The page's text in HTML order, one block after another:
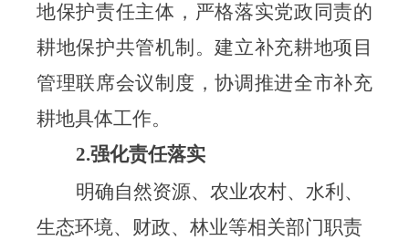
地保护责任主体，严格落实党政同责的
耕地保护共管机制。建立补充耕地项目
管理联席会议制度，协调推进全市补充
耕地具体工作。
2.强化责任落实
明确自然资源、农业农村、水利、
生态环境、财政、林业等相关部门职责